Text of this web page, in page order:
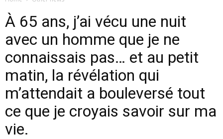
À 65 ans, j’ai vécu une nuit
avec un homme que je ne
connaissais pas… et au petit
matin, la révélation qui
m’attendait a bouleversé tout
ce que je croyais savoir sur ma
vie.